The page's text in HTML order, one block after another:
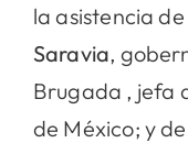
la asistencia de
Saravia,
Brugada , jefa
de México; y